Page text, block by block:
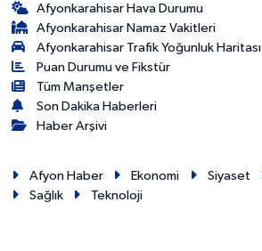
Afyonkarahisar Hava Durumu
Afyonkarahisar Namaz Vakitleri
Afyonkarahisar Trafik Yoğunluk Haritası
Puan Durumu ve Fikstür
Tüm Manşetler
Son Dakika Haberleri
Haber Arşivi
Afyon Haber Ekonomi Siyaset
Sağlık
Teknoloji